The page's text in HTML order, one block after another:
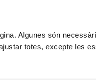
Algunes són
totes, excepte les